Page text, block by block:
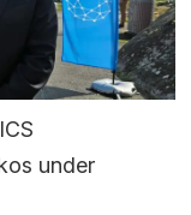
under